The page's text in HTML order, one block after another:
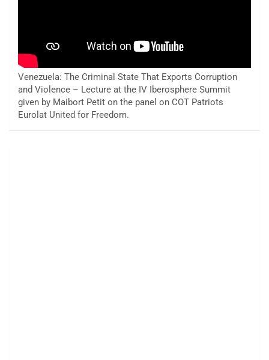
Venezuela: The Criminal State That Exports Corruption
and Violence – Lecture at the IV Iberosphere Summit
given by Maibort Petit on the panel on COT Patriots
Eurolat United for Freedom.